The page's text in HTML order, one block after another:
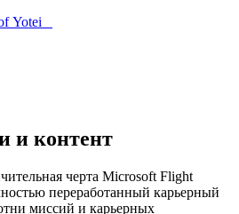
Yotei
и контент
черта Microsoft Flight
переработанный карьерный
миссий и карьерных